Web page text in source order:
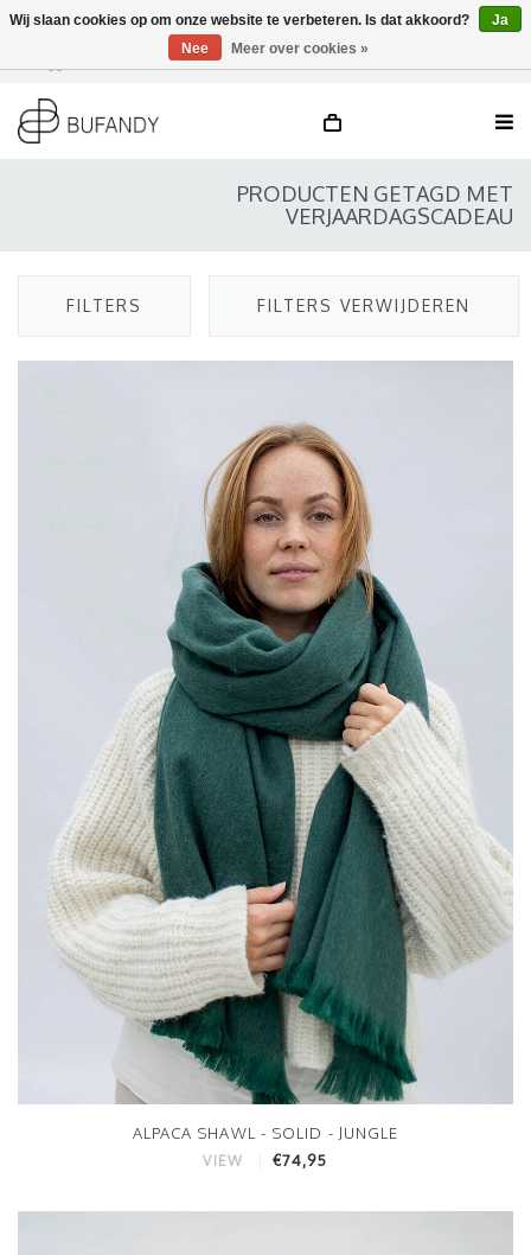
DE / EN
PRODUCTEN GETAGD MET
VERJAARDAGSCADEAU
FILTERS FILTERS VERWIJDEREN
ALPACA SHAWL - SOLID - JUNGLE
VIEW €74,95
Wij slaan cookies op om onze website te verbeteren. Is dat akkoord?
Ja
Nee
Meer over cookies »